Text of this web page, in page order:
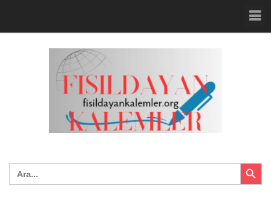
Search
for:
Search Button